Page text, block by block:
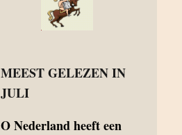
MEEST GELEZEN IN
JULI
ONederland heeft een